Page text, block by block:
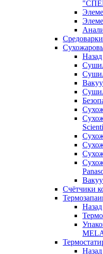
Назад
Счётчики
Назад
Назад